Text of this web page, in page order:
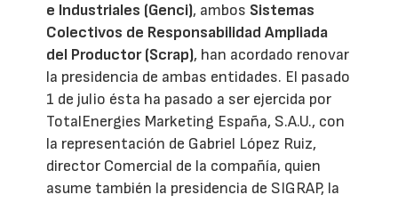
e Industriales (Genci), ambos Sistemas
Colectivos de Responsabilidad Ampliada
del Productor (Scrap), han acordado renovar
la presidencia de ambas entidades. El pasado
1 de julio ésta ha pasado a ser ejercida por
TotalEnergies Marketing España, S.A.U., con
la representación de Gabriel López Ruiz,
director Comercial de la compañía, quien
asume también la presidencia de SIGRAP, la